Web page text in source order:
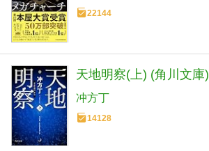
22144
天地明察(上) (角川文庫)
冲方丁
14128